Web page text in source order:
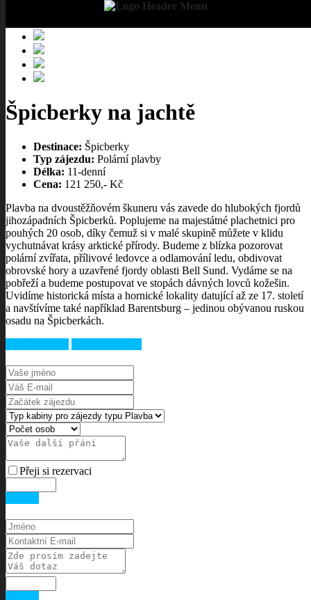
Špicberky na jachtě
Destinace: Špicberky
Typ zájezdu: Polární plavby
Délka: 11-denní
Cena: 121 250,- Kč
Plavba na dvoustěžňovém škuneru vás zavede do hlubokých fjordů
jihozápadních Špicberků. Poplujeme na majestátné plachetnici pro
pouhých 20 osob, díky čemuž si v malé skupině můžete v klidu
vychutnávat krásy arktické přírody. Budeme z blízka pozorovat
polární zvířata, přílivové ledovce a odlamování ledu, obdivovat
obrovské hory a uzavřené fjordy oblasti Bell Sund. Vydáme se na
pobřeží a budeme postupovat ve stopách dávných lovců kožešin.
Uvidíme historická místa a hornické lokality datující až ze 17. století
a navštívíme také například Barentsburg – jedinou obývanou ruskou
osadu na Špicberkách.
Přeji si rezervaci